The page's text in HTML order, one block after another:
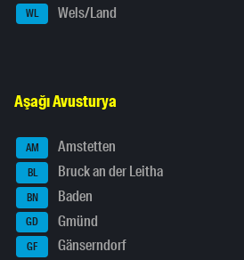
WL Wels/Land
Aşağı Avusturya
AM Amstetten
BL Bruck an der Leitha
BN Baden
GD Gmünd
GF Gänserndorf